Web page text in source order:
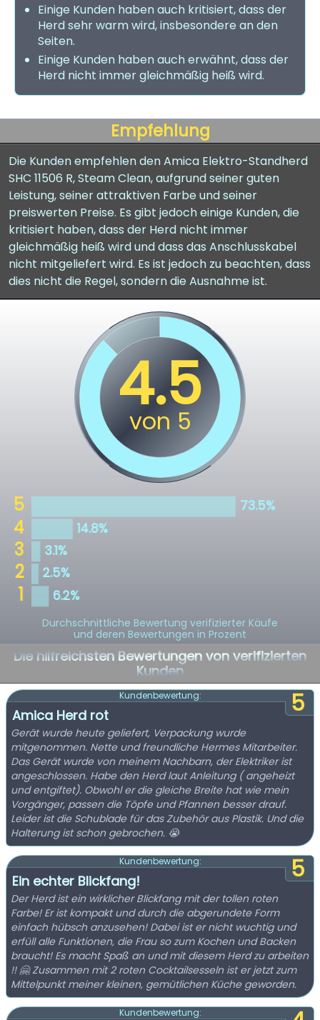
Einige Kunden haben auch kritisiert, dass der
Herd sehr warm wird, insbesondere an den
Seiten.
Einige Kunden haben auch erwähnt, dass der
Herd nicht immer gleichmäßig heiß wird.
Empfehlung
Die Kunden empfehlen den Amica Elektro-Standherd
SHC 11506 R, Steam Clean, aufgrund seiner guten
Leistung, seiner attraktiven Farbe und seiner
preiswerten Preise. Es gibt jedoch einige Kunden, die
kritisiert haben, dass der Herd nicht immer
gleichmäßig heiß wird und dass das Anschlusskabel
nicht mitgeliefert wird. Es ist jedoch zu beachten, dass
dies nicht die Regel, sondern die Ausnahme ist.
Durchschnittliche Bewertung verifizierter Käufe
und deren Bewertungen in Prozent
Die hilfreichsten Bewertungen von verifizierten
Kunden
5
Kundenbewertung:
Amica Herd rot
Gerät wurde heute geliefert, Verpackung wurde
mitgenommen. Nette und freundliche Hermes Mitarbeiter.
Das Gerät wurde von meinem Nachbarn, der Elektriker ist
angeschlossen. Habe den Herd laut Anleitung ( angeheizt
und entgiftet). Obwohl er die gleiche Breite hat wie mein
Vorgänger, passen die Töpfe und Pfannen besser drauf.
Leider ist die Schublade für das Zubehör aus Plastik. Und die
Halterung ist schon gebrochen. 😭
5
Kundenbewertung:
Ein echter Blickfang!
Der Herd ist ein wirklicher Blickfang mit der tollen roten
Farbe! Er ist kompakt und durch die abgerundete Form
einfach hübsch anzusehen! Dabei ist er nicht wuchtig und
erfüll alle Funktionen, die Frau so zum Kochen und Backen
braucht! Es macht Spaß an und mit diesem Herd zu arbeiten
!! 🤗 Zusammen mit 2 roten Cocktailsesseln ist er jetzt zum
Mittelpunkt meiner kleinen, gemütlichen Küche geworden.
Kundenbewertung: